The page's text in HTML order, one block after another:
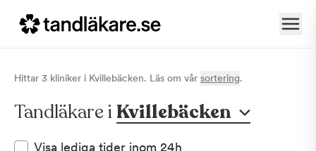
Hittar 3 kliniker i Kvillebäcken. Läs om vår sortering.
Tandläkare i Kvillebäcken
Visa lediga tider inom 24h